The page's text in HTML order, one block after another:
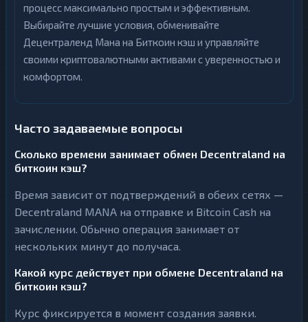
процесс максимально простым и эффективным.
Выбирайте лучшие условия, обменивайте
Децентраленд Мана на Биткоин кэш и управляйте
своими криптовалютными активами с уверенностью и
комфортом.
Часто задаваемые вопросы
Сколько времени занимает обмен Decentraland на
биткоин кэш?
Время зависит от подтверждений в обеих сетях —
Decentraland MANA на отправке и Bitcoin Cash на
зачислении. Обычно операция занимает от
нескольких минут до получаса.
Какой курс действует при обмене Decentraland на
биткоин кэш?
Курс фиксируется в момент создания заявки.